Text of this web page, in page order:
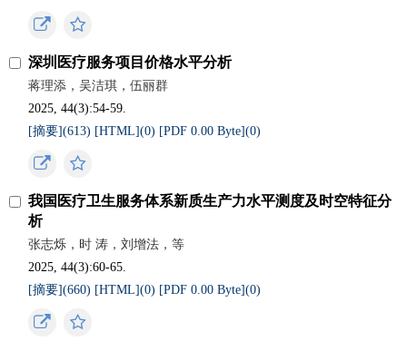
深圳医疗服务项目价格水平分析
蒋理添，吴洁琪，伍丽群
2025, 44(3):54-59.
[摘要](613) [HTML](0) [PDF 0.00 Byte](0)
我国医疗卫生服务体系新质生产力水平测度及时空特征分
析
张志烁，时 涛，刘增法，等
2025, 44(3):60-65.
[摘要](660) [HTML](0) [PDF 0.00 Byte](0)